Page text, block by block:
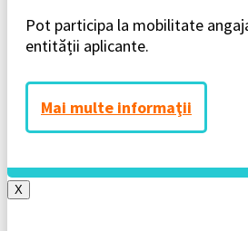
Pot participa la mobilitate
entității aplicante.
Mai multe informaţii
X